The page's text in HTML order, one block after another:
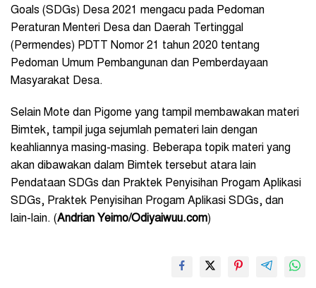
Goals (SDGs) Desa 2021 mengacu pada Pedoman
Peraturan Menteri Desa dan Daerah Tertinggal
(Permendes) PDTT Nomor 21 tahun 2020 tentang
Pedoman Umum Pembangunan dan Pemberdayaan
Masyarakat Desa.
Selain Mote dan Pigome yang tampil membawakan materi
Bimtek, tampil juga sejumlah pemateri lain dengan
keahliannya masing-masing. Beberapa topik materi yang
akan dibawakan dalam Bimtek tersebut atara lain
Pendataan SDGs dan Praktek Penyisihan Progam Aplikasi
SDGs, Praktek Penyisihan Progam Aplikasi SDGs, dan
lain-lain. (Andrian Yeimo/Odiyaiwuu.com)